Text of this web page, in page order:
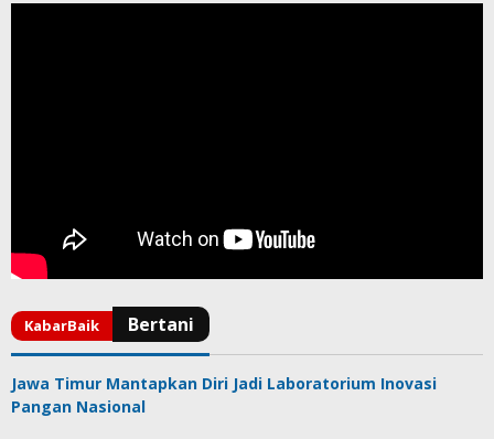
Jawa Timur Mantapkan Diri Jadi Laboratorium Inovasi
Pangan Nasional